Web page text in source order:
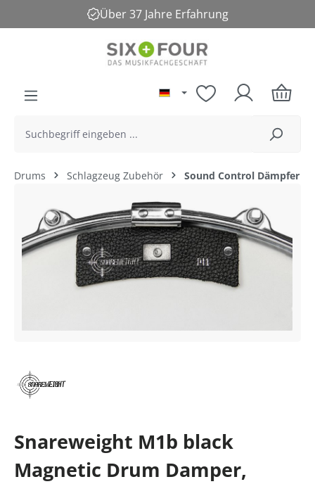
Über 37 Jahre Erfahrung
Drums Schlagzeug Zubehör Sound Control Dämpfer
Snareweight M1b black
Magnetic Drum Damper,